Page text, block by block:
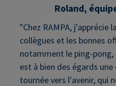
Roland,
"Chez RAMPA, j'apprécie
collègues et les bonnes
notamment le ping-pong,
est à bien des égards
tournée vers l'avenir, qui